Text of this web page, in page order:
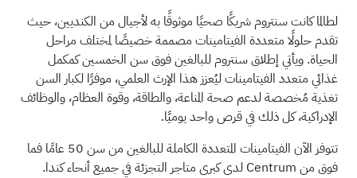
لطالما كانت سنتروم شريكًا صحيًا موثوقًا به لأجيال من الكنديين، حيث
تقدم حلولًا متعددة الفيتامينات مصممة خصيصًا لمختلف مراحل
الحياة. ويأتي إطلاق سنتروم للبالغين فوق سن الخمسين كمكمل
غذائي متعدد الفيتامينات ليُعزز هذا الإرث العلمي، موفرًا لكبار السن
تغذية مُخصصة لدعم صحة المناعة، والطاقة، وقوة العظام، والوظائف
الإدراكية، كل ذلك في قرص واحد يوميًا.
تتوفر الآن الفيتامينات المتعددة الكاملة للبالغين من سن 50 عامًا فما
فوق من Centrum لدى كبرى متاجر التجزئة في جميع أنحاء كندا.